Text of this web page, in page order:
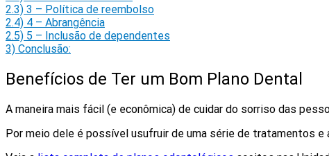
2.3) 3 – Política de reembolso
2.4) 4 – Abrangência
2.5) 5 – Inclusão de dependentes
3) Conclusão:
Benefícios de Ter um Bom Plano Dental
A maneira mais fácil (e econômica) de cuidar do sorriso das
Por meio dele é possível usufruir de uma série de tratamentos